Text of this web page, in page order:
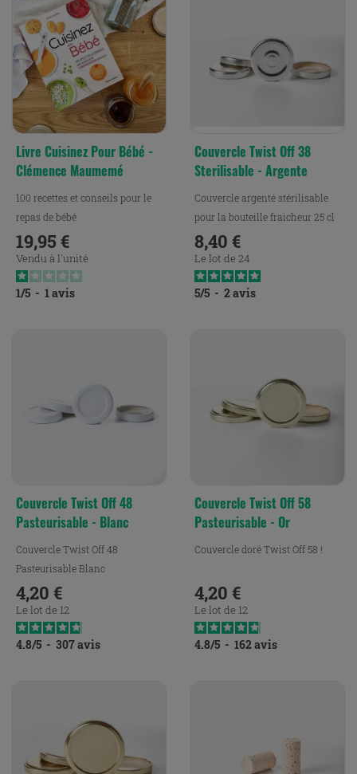
Livre Cuisinez Pour Bébé -
Clémence Maumemé
100 recettes et conseils pour le
repas de bébé
Prix
19,95 €
Vendu à l'unité
1/5 - 1avis
Couvercle Twist Off 38
Sterilisable - Argente
Couvercle argenté stérilisable
pour la bouteille fraicheur 25 cl
Prix
8,40 €
Le lot de 24
5/5 - 2avis
Couvercle Twist Off 48
Pasteurisable - Blanc
Couvercle Twist Off 48
Pasteurisable Blanc
Prix
4,20 €
Le lot de 12
4.8/5 - 307avis
Couvercle Twist Off 58
Pasteurisable - Or
Couvercle doré Twist Off 58 !
Prix
4,20 €
Le lot de 12
4.8/5 - 162avis